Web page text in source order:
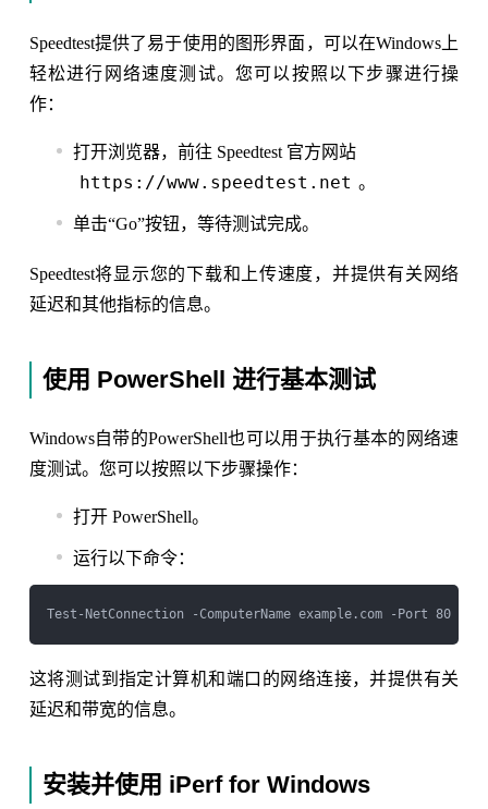
Speedtest提供了易于使用的图形界面，可以在Windows上
轻松进行网络速度测试。您可以按照以下步骤进行操
作：
打开浏览器，前往 Speedtest 官方网站
https://www.speedtest.net 。
单击“Go”按钮，等待测试完成。
Speedtest将显示您的下载和上传速度，并提供有关网络
延迟和其他指标的信息。
使用 PowerShell 进行基本测试
Windows自带的PowerShell也可以用于执行基本的网络速
度测试。您可以按照以下步骤操作：
打开 PowerShell。
运行以下命令：
Test-NetConnection -ComputerName example.com -Port 80
这将测试到指定计算机和端口的网络连接，并提供有关
延迟和带宽的信息。
安装并使用 iPerf for Windows